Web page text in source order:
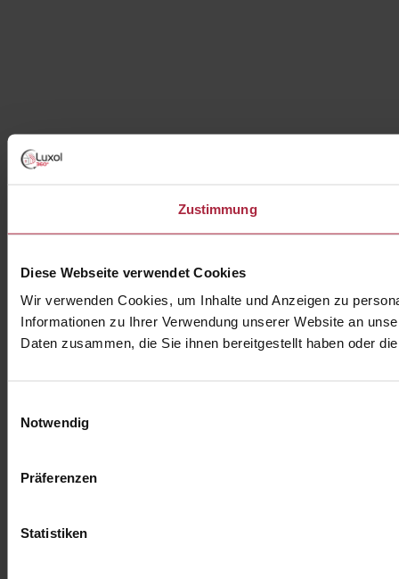
Zustimmung
Diese Webseite verwendet Cookies
Wir verwenden Cookies, um Inhalte und Anzeigen zu
Informationen zu Ihrer Verwendung unserer Website an
Daten zusammen, die Sie ihnen bereitgestellt haben oder
Notwendig
Präferenzen
Statistiken